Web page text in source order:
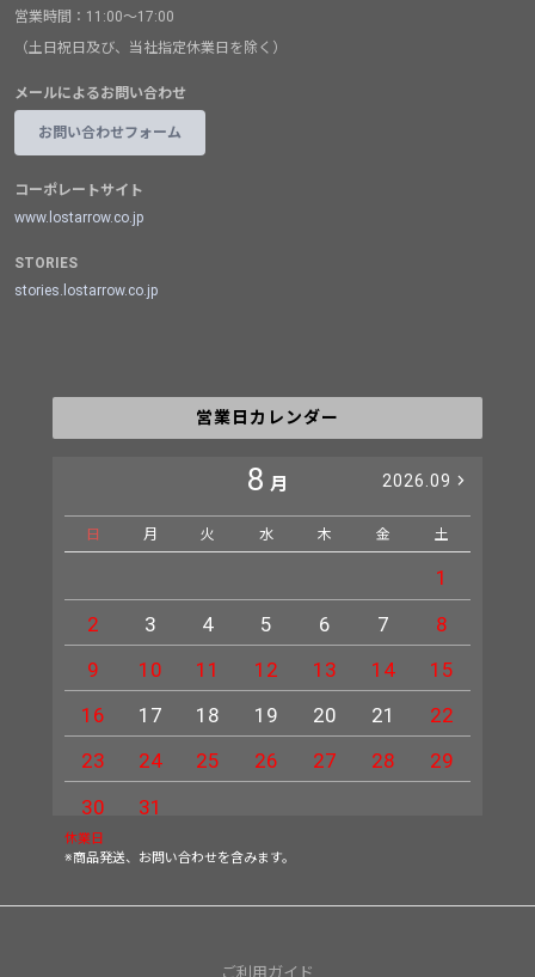
営業時間：11:00～17:00
（土日祝日及び、当社指定休業日を除く）
メールによるお問い合わせ
お問い合わせフォーム
コーポレートサイト
www.lostarrow.co.jp
STORIES
stories.lostarrow.co.jp
営業日カレンダー
8 月 2026.09
日 月 火 水 木 金 土
1
2
3 4 5 6 7
8
9
10 11 12 13 14
15
16
17 18 19 20 21
22
23
24 25 26 27 28
29
30
31
休業日
※商品発送、お問い合わせを含みます。
ご利用ガイド